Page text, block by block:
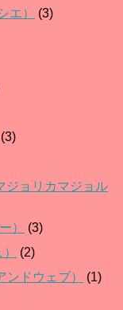
エ）
(3)
(3)
ョリカマジョル
）
(3)
(2)
ドウェブ）
(1)